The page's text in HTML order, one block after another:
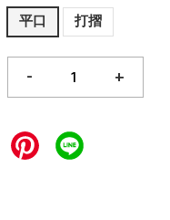
平口 打摺
- +